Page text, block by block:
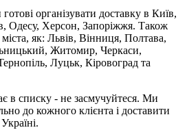
організувати доставку в Київ,
Одесу, Херсон, Запоріжжя. Також
як: Львів, Вінниця, Полтава,
Житомир, Черкаси,
Луцьк, Кіровоград та
в списку - не засмучуйтеся. Ми
до кожного клієнта і доставити